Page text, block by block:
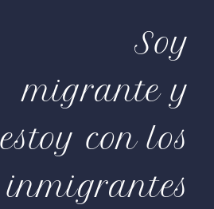
Soy
migrante y
estoy con los
inmigrantes